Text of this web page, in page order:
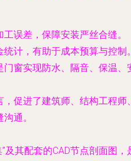
工误差，保障安装严丝合缝。
统计，有助于成本预算与控制
门窗实现防水、隔音、保温、
，促进了建筑师、结构工程师
通。
及其配套的CAD节点剖面图，